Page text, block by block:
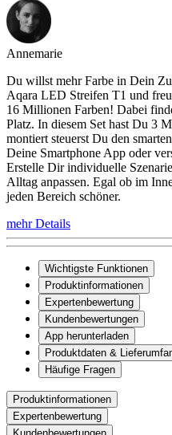
Annemarie
Du willst mehr Farbe in Dein
Aqara LED Streifen T1 und
16 Millionen Farben! Dabei
Platz. In diesem Set hast Du 3
montiert steuerst Du den
Deine Smartphone App oder
Erstelle Dir individuelle
Alltag anpassen. Egal ob im
jeden Bereich schöner.
mehr Details
Wichtigste Funktionen
Produktinformationen
Expertenbewertung
Kundenbewertungen
App herunterladen
Produktdaten &
Häufige Fragen
Produktinformationen
Expertenbewertung
Kundenbewertungen